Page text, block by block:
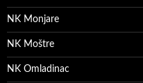
NK Monjare
NK Moštre
NK Omladinac